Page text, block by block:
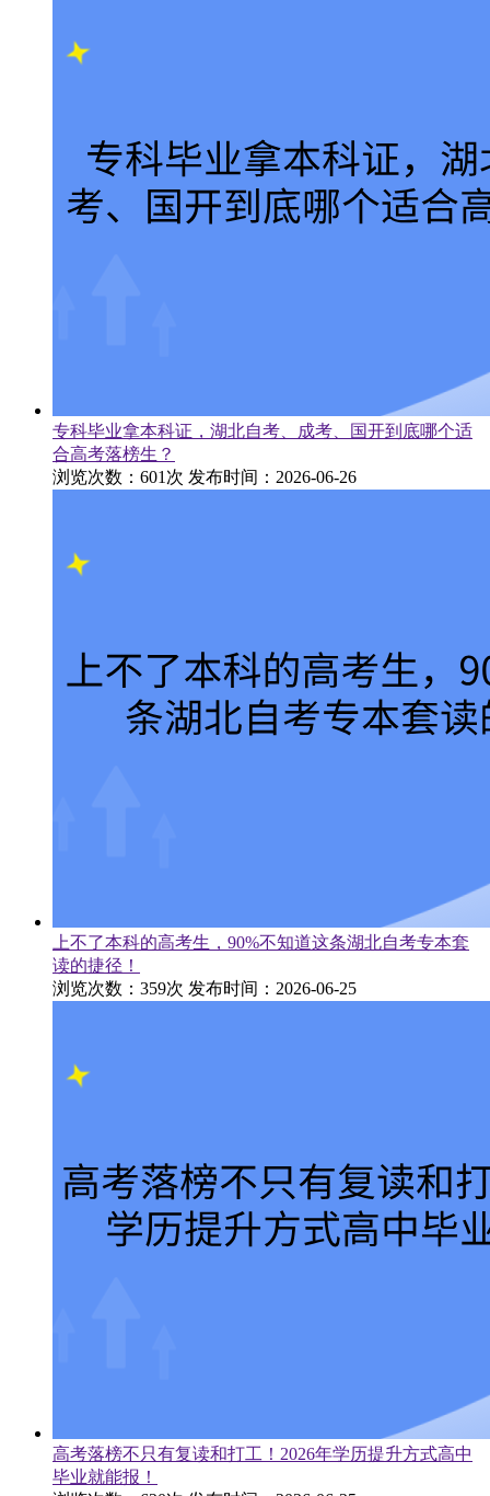
专科毕业拿本科证，湖北自考、成考、国开到底哪个适
合高考落榜生？
浏览次数：601次 发布时间：2026-06-26
上不了本科的高考生，90%不知道这条湖北自考专本套
读的捷径！
浏览次数：359次 发布时间：2026-06-25
高考落榜不只有复读和打工！2026年学历提升方式高中
毕业就能报！